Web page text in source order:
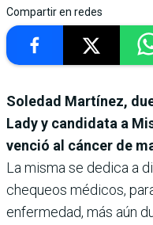
Compartir en redes
Soledad Martínez,
Lady y candidata a
venció al cáncer de
La misma se dedica a
chequeos médicos,
enfermedad, más aún